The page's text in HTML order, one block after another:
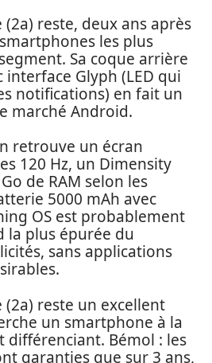
reste, deux ans après
les plus
Sa coque arrière
Glyph (LED qui
notifications) en fait un
marché Android.
retrouve un écran
120 Hz, un Dimensity
de RAM selon les
5000 mAh avec
OS est probablement
la plus épurée du
sans applications
reste un excellent
un smartphone à la
Bémol : les
garanties que sur 3 ans,